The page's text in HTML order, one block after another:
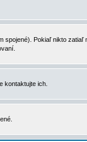
Pokiaľ nikto zatiaľ
kontaktujte ich.